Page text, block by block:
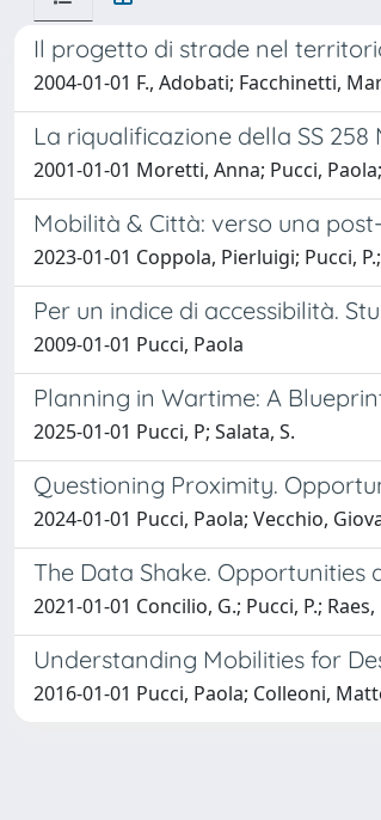
Il progetto di strade nel
2004-01-01 F., Adobati; Facchinetti,
La riqualificazione della SS
2001-01-01 Moretti, Anna; Pucci,
Mobilità & Città: verso una
2023-01-01 Coppola, Pierluigi; Pucci,
Per un indice di accessibilità.
2009-01-01 Pucci, Paola
Planning in Wartime: A
2025-01-01 Pucci, P; Salata, S.
Questioning Proximity.
2024-01-01 Pucci, Paola; Vecchio,
The Data Shake.
2021-01-01 Concilio, G.; Pucci, P.;
Understanding Mobilities for
2016-01-01 Pucci, Paola; Colleoni,